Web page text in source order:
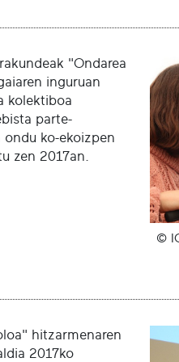
"Ondarea
inguruan
kolektiboa
parte-
ondu ko-ekoizpen
zen 2017an.
©
hitzarmenaren
2017ko